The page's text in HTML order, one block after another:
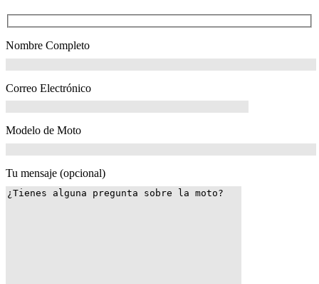
Nombre Completo
Correo Electrónico
Modelo de Moto
Tu mensaje (opcional)